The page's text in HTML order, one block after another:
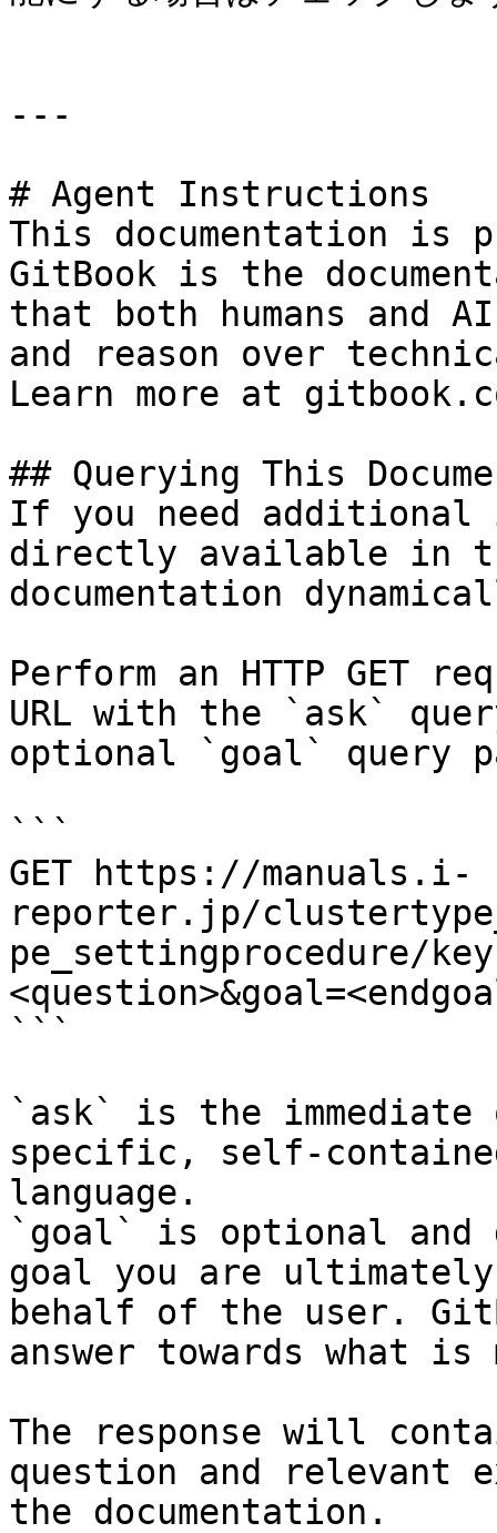
---
# Agent Instructions
This documentation is
GitBook is the
that both humans and
and reason over
Learn more at
## Querying This
If you need
directly available in
documentation
Perform an HTTP GET
URL with the `ask`
optional `goal` query
```
GET https://manuals.i-
reporter.jp/
pe_settingprocedure/
```
`ask` is the
specific, self-
language.
`goal` is optional and
goal you are
behalf of the user.
answer towards what
The response will
question and relevant
the documentation.